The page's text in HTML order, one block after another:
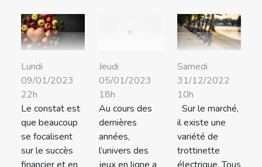
Lundi
09/01/2023
22h
Le constat est
que beaucoup
se focalisent
sur le succès
Jeudi
05/01/2023
18h
Au cours des
dernières
années,
l’univers des
Samedi
31/12/2022
10h
Sur le marché,
il existe une
variété de
trottinette